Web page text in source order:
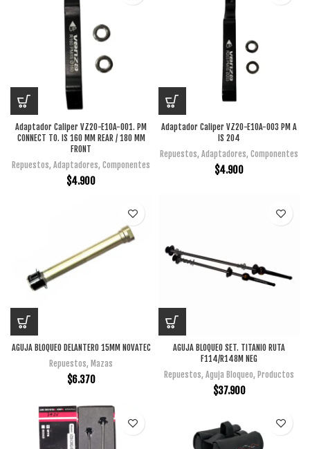
Adaptador Caliper VZ20-E10A-001. PM
CONNECT TO. IS 160 MM REAR / 180 MM
FRONT
Repuestos, Adaptadores, Componentes
$4.900
Adaptador Caliper VZ20-E10A-003 PM A
IS 204
Repuestos, Adaptadores, Componentes
$4.900
AGUJA BLOQUEO DELANTERO 15MM NOVATEC
Repuestos, Mazas
$6.370
AGUJA BLOQUEO SET. TITANIO RUTA
F114/R148M NEG
Repuestos, Aguja Bloqueo, Productos
$37.900